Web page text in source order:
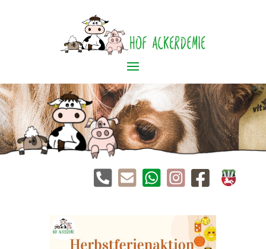




